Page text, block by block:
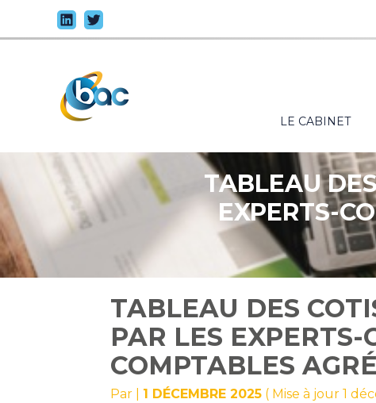
au
contenu
Principal
LE CABINET
TABLEAU
EXPERTS-
TABLEAU DES
PAR LES
COMPTABLES
Par 1 DÉCEMBRE 2025 ( Mise à jour 1